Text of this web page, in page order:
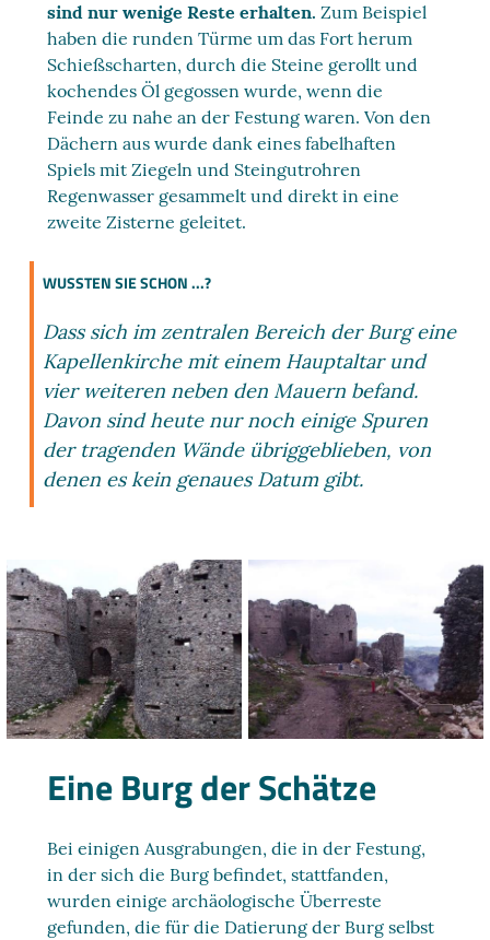
sind nur wenige Reste erhalten. Zum Beispiel
haben die runden Türme um das Fort herum
Schießscharten, durch die Steine gerollt und
kochendes Öl gegossen wurde, wenn die
Feinde zu nahe an der Festung waren. Von den
Dächern aus wurde dank eines fabelhaften
Spiels mit Ziegeln und Steingutrohren
Regenwasser gesammelt und direkt in eine
zweite Zisterne geleitet.
WUSSTEN SIE SCHON ...?
Dass sich im zentralen Bereich der Burg eine
Kapellenkirche mit einem Hauptaltar und
vier weiteren neben den Mauern befand.
Davon sind heute nur noch einige Spuren
der tragenden Wände übriggeblieben, von
denen es kein genaues Datum gibt.
Eine Burg der Schätze
Bei einigen Ausgrabungen, die in der Festung,
in der sich die Burg befindet, stattfanden,
wurden einige archäologische Überreste
gefunden, die für die Datierung der Burg selbst